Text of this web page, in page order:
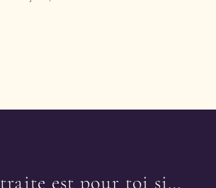
est pour toi si…